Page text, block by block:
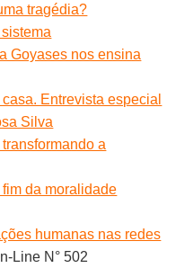
tragédia?
Goyases nos ensina
Entrevista especial
Silva
a
da moralidade
humanas nas redes
Line N° 502